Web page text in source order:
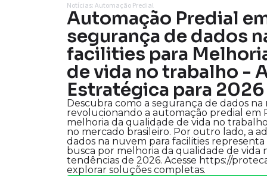
Notícias: Automação Predial
Automação Predial
segurança de dados
facilities para
de vida no trabalho -
Estratégica para 2026
Descubra como a segurança de dados
revolucionando a automação predial em
melhoria da qualidade de vida no
no mercado brasileiro. Por outro lado, a
dados na nuvem para facilities
busca por melhoria da qualidade de vida
tendências de 2026. Acesse https://
explorar soluções completas.